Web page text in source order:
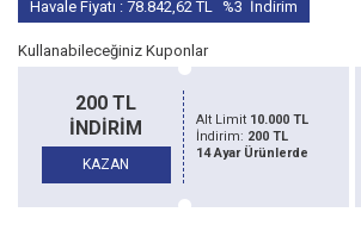
Havale Fiyatı : 78.842,62TL %3 İndirim
Kullanabileceğiniz Kuponlar
500 TL
İNDİRİM
KAZAN
Alt Limit20.000 TL
İndirim:500 TL
14 Ayar Ürünlerde